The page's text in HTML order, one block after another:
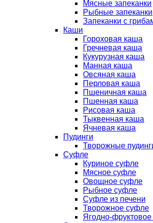
Мясные запеканки
Рыбные запеканки
Запеканки с
Каши
Гороховая каша
Гречневая каша
Кукурузная каша
Манная каша
Овсяная каша
Перловая каша
Пшеничная каша
Пшенная каша
Рисовая каша
Тыквенная каша
Ячневая каша
Пудинги
Творожные
Суфле
Куриное суфле
Мясное суфле
Овощное суфле
Рыбное суфле
Суфле из печени
Творожное суфле
Ягодно-